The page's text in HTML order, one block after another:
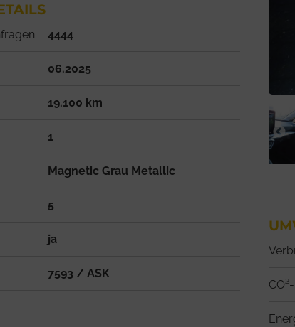
4444
06.2025
19.100 km
1
Magnetic Grau Metallic
5
ja
7593 / ASK